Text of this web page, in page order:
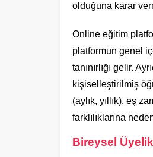
olduğuna karar
Online eğitim
platformun genel
tanınırlığı gelir.
kişiselleştirilmiş
(aylık, yıllık), eş
farklılıklarına
Bireysel